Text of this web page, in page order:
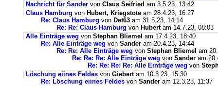
Nachricht für Sander von Claus Seifried am 3.5.23, 13:42
Claus Hamburg von Hubert, Kriegstote am 28.4.23, 16:27
Re: Claus Hamburg von Det63 am 31.5.23, 14:14
Re: Re: Claus Hamburg von Hubertam 14.7.23, 08:03
Alle Einträge weg von Stephan Bliemel am 17.4.23, 18:40
Re: Alle Einträge weg von Sander am 20.4.23, 14:44
Re: Re: Alle Einträge weg von Stephan Bliemel am
Re: Re: Re: Alle Einträge weg von Sander am
Re: Re: Re: Re: Alle Einträge weg von
Löschung eiines Feldes von Giebertam 10.3.23, 15:30
Re: Löschung eiines Feldes von Sander am 12.3.23, 11:37